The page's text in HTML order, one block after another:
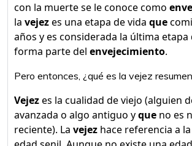
con la muerte se le conoce como
la vejezes una etapa de vida que
años y es considerada la última etapa
forma parte del envejecimiento.
Pero entonces, ¿qué es la vejez
Vejezes la cualidad de viejo (alguien
avanzada o algo antiguo yque no es
reciente). La vejez hace referencia a